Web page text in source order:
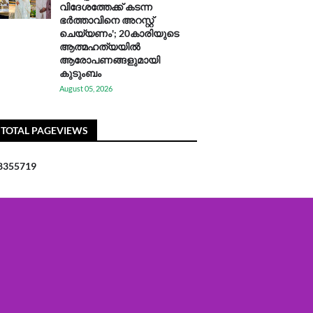
വിദേശത്തേക്ക് കടന്ന
ഭർത്താവിനെ അറസ്റ്റ്
ചെയ്യണം'; 20കാരിയുടെ
ആത്മഹത്യയിൽ
ആരോപണങ്ങളുമായി
കുടുംബം
August 05, 2026
TOTAL PAGEVIEWS
355719